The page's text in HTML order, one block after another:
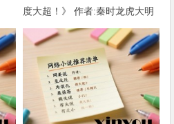
度大超！》 作者:秦时龙虎大明
1-802章 TXT下载